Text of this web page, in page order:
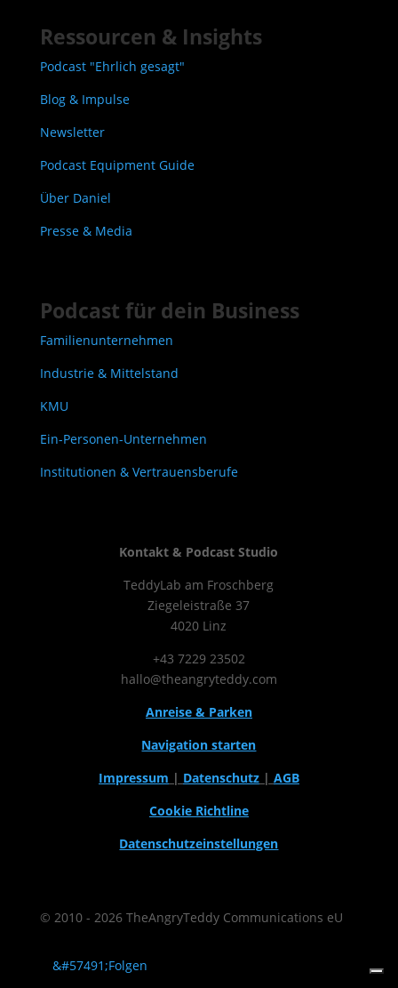
Ressourcen & Insights
Podcast "Ehrlich gesagt"
Blog & Impulse
Newsletter
Podcast Equipment Guide
Über Daniel
Presse & Media
Podcast für dein Business
Familienunternehmen
Industrie & Mittelstand
KMU
Ein-Personen-Unternehmen
Institutionen & Vertrauensberufe
Kontakt & Podcast Studio
TeddyLab am Froschberg
Ziegeleistraße 37
4020 Linz
+43 7229 23502
hallo@theangryteddy.com
Anreise & Parken
Navigation starten
Impressum | Datenschutz| AGB
Cookie Richtline
Datenschutzeinstellungen
© 2010 - 2026 TheAngryTeddy Communications eU
Folgen